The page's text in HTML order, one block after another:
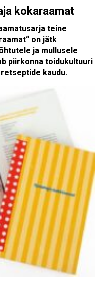
kokaraamat
teine
on jätk
ja mullusele
piirkonna toidukultuuri
kaudu.